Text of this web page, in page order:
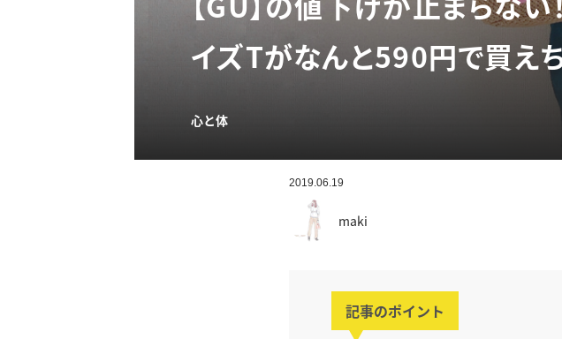
イズTがなんと590円で買えち
心と体
2019.06.19
maki
記事のポイント